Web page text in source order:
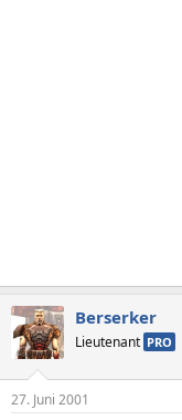
Berserker
Lieutenant PRO
27. Juni 2001